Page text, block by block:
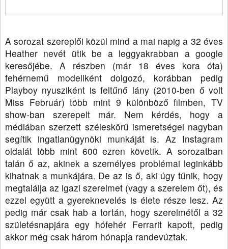
A sorozat szereplői közül mind a mai napig a 32 éves
Heather nevét ütik be a leggyakrabban a google
keresőjébe. A részben (már 18 éves kora óta)
fehérnemű modellként dolgozó, korábban pedig
Playboy nyusziként is feltűnő lány (2010-ben ő volt
Miss Február) több mint 9 különböző filmben, TV
show-ban szerepelt már. Nem kérdés, hogy a
médiában szerzett széleskörű ismeretségei nagyban
segítik ingatlanügynöki munkáját is.Az Instagram
oldalát több mint 600 ezren követik. A sorozatban
talán ő az, akinek a személyes problémai leginkább
kihatnak a munkájára. De az is ő, aki úgy tűnik, hogy
megtalálja az igazi szerelmet (vagy a szerelem őt), és
ezzel együtt a gyereknevelés is élete része lesz. Az
pedig már csak hab a tortán, hogy szerelmétől a 32
születésnapjára egy hófehér Ferrarit kapott, pedig
akkor még csak három hónapja randevúztak.